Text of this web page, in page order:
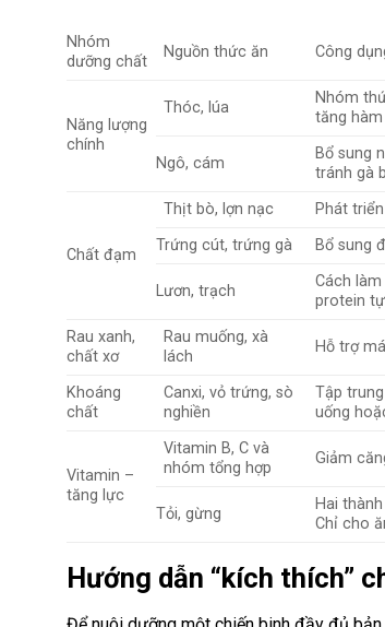
Nhóm
dưỡng chất
Nguồn thức ăn Công
Năng lượng
chính
Thóc, lúa
Nhóm
tăng
Ngô, cám
Bổ sung
tránh gà
Chất đạm
Thịt bò, lợn nạc
Phát
Trứng cút, trứng gà
Bổ sung
Lươn, trạch
Cách
protein
Rau xanh,
chất xơ
Rau muống, xà
lách
Hỗ trợ
Khoáng
chất
Canxi, vỏ trứng, sò
nghiền
Tập
uống
Vitamin –
tăng lực
Vitamin B, C và
nhóm tổng hợp
Giảm
Tỏi, gừng
Hai
Chỉ cho
Hướng dẫn “kích thích”